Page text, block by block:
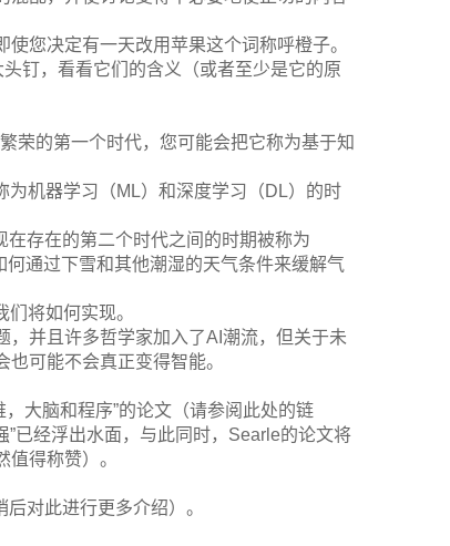
您决定有一天改用苹果这个词称呼橙子。
钉，看看它们的含义（或者至少是它的原
荣的第一个时代，您可能会把它称为基于知
机器学习（ML）和深度学习（DL）的时
存在的第二个时代之间的时期被称为
通过下雪和其他潮湿的天气条件来缓解气
将如何实现。
，并且许多哲学家加入了AI潮流，但关于未
可能不会真正变得智能。
大脑和程序”的论文（请参阅此处的链
”已经浮出水面，与此同时，Searle的论文将
得称赞）。
对此进行更多介绍）。